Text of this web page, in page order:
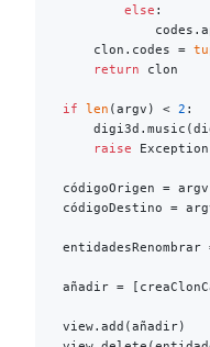
else :
    clon.codes =
return clon
if len (argv) < 2 :
raise
códigoOrigen = argv[
códigoDestino =
entidadesRenombrar
añadir =
view.add(añadir)